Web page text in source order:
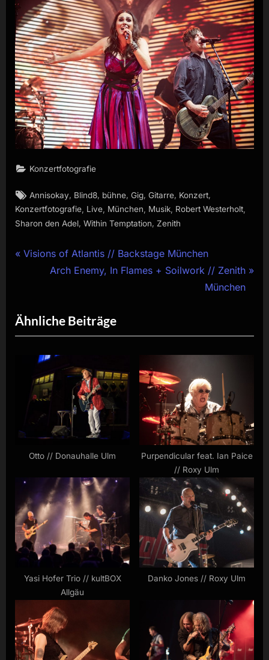
Konzertfotografie
Tags:
Annisokay Blind8 bühne ,Gig ,Gitarre Konzert
Konzertfotografie Live München Musik Robert Westerholt
Sharon den Adel, Within Temptation, Zenith
Beitragsnavigation
P
i
o
t
Visions of Atlantis // Backstage München
N
t
P
o
s
t
:
Arch Enemy, In Flames + Soilwork // Zenith
München
Ähnliche Beiträge
Otto // Donauhalle Ulm
Purpendicular feat. Ian Paice
// Roxy Ulm
Yasi Hofer Trio // kultBOX
Allgäu
Danko Jones // Roxy Ulm